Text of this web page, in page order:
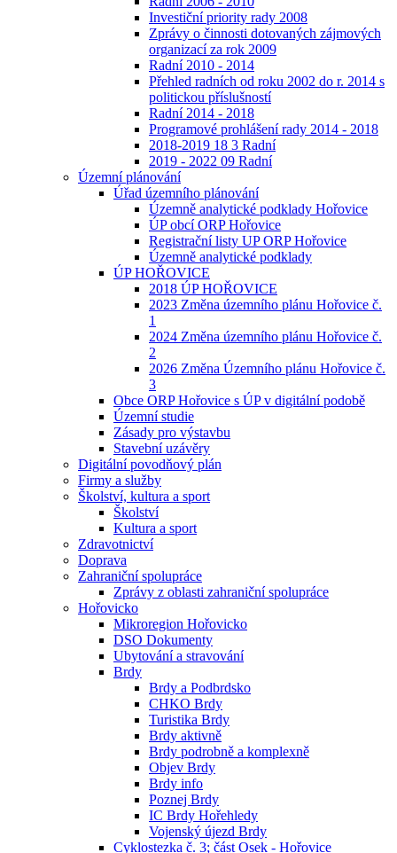
Investiční priority rady 2008
Zprávy o činnosti dotovaných zájmových
organizací za rok 2009
Radní 2010 - 2014
Přehled radních od roku 2002 do r. 2014 s
politickou příslušností
Radní 2014 - 2018
Programové prohlášení rady 2014 - 2018
2018-2019 18 3 Radní
2019 - 2022 09 Radní
Územní plánování
Úřad územního plánování
Územně analytické podklady Hořovice
ÚP obcí ORP Hořovice
Registrační listy UP ORP Hořovice
Územně analytické podklady
ÚP HOŘOVICE
2018 ÚP HOŘOVICE
2023 Změna územního plánu Hořovice č.
1
2024 Změna územního plánu Hořovice č.
2
2026 Změna Územního plánu Hořovice č.
3
Obce ORP Hořovice s ÚP v digitální podobě
Územní studie
Zásady pro výstavbu
Stavební uzávěry
Digitální povodňový plán
Firmy a služby
Školství, kultura a sport
Školství
Kultura a sport
Zdravotnictví
Doprava
Zahraniční spolupráce
Zprávy z oblasti zahraniční spolupráce
Hořovicko
Mikroregion Hořovicko
DSO Dokumenty
Ubytování a stravování
Brdy
Brdy a Podbrdsko
CHKO Brdy
Turistika Brdy
Brdy aktivně
Brdy podrobně a komplexně
Objev Brdy
Brdy info
Poznej Brdy
IC Brdy Hořehledy
Vojenský újezd Brdy
Cyklostezka č. 3; část Osek - Hořovice